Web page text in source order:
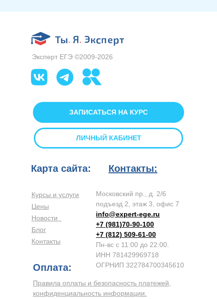
Курсы и услуги
Цены
Новости
Блог
Контакты
Московский пр., д. 2/6
подъезд 2, этаж 3, офис 7
info@expert-ege.ru
+7 (981)70-90-100
+7 (812) 509-61-00
Пн-вс с 11:00 до 22:00.
ИНН 781429969718
ОГРНИП 322784700345610
Правила оплаты и безопасность платежей,
конфиденциальность информации.
Карта сайта: Контакты:
Оплата:
Эксперт ЕГЭ ©2009-2026
ЗАПИСАТЬСЯ НА КУРС
ЛИЧНЫЙ КАБИНЕТ